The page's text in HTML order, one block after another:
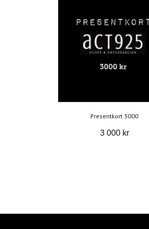
Presentkort 3000
3 000 kr